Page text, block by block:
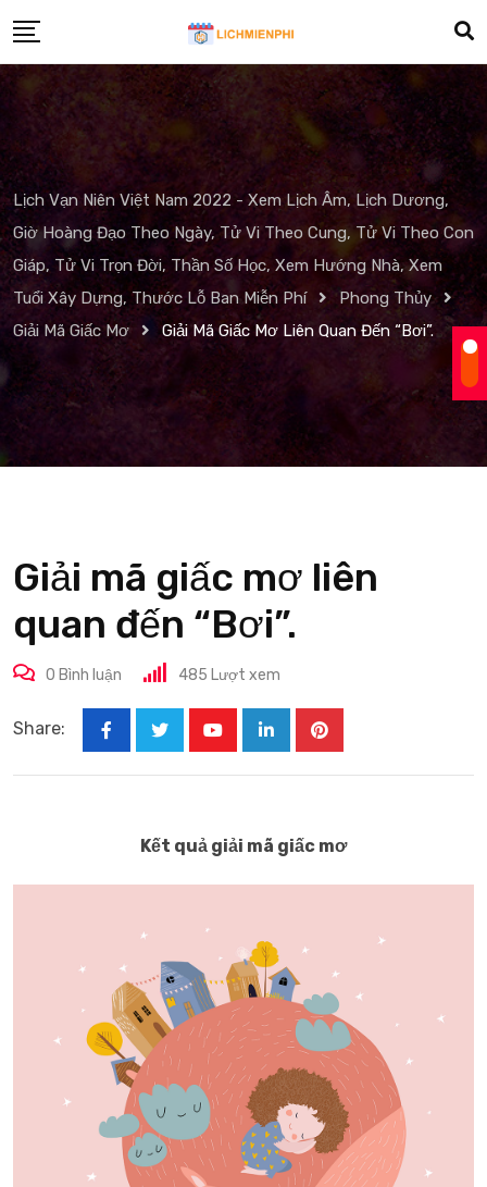
to
content
Lịch Vạn Niên Việt Nam 2022 - Xem Lịch Âm, Lịch Dương,
Giờ Hoàng Đạo Theo Ngày, Tử Vi Theo Cung, Tử Vi Theo Con
Giáp, Tử Vi Trọn Đời, Thần Số Học, Xem Hướng Nhà, Xem
Tuổi Xây Dựng, Thước Lỗ Ban Miễn Phí
Phong Thủy
Giải Mã Giấc Mơ
Giải Mã Giấc Mơ Liên Quan Đến “Bơi”.
Giải mã giấc mơ liên
quan đến “Bơi”.
0 Bình luận 485 Lượt xem
Share:
LinkedInPinterest
Kết quả giải mã giấc mơ